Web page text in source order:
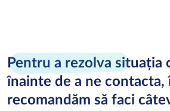
Pentru a rezolva situația
înainte de a ne contacta,
recomandăm să faci